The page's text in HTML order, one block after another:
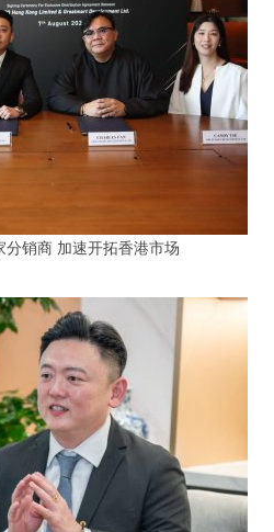
分销商 加速开拓香港市场